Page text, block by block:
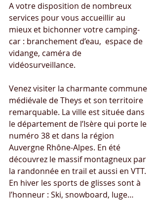
A votre disposition de nombreux
services pour vous accueillir au
mieux et bichonner votre camping-
car : branchement d’eau,  espace de
vidange, caméra de
vidéosurveillance.
Venez visiter la charmante commune
médiévale de Theys et son territoire
remarquable. La ville est située dans
le département de l’Isère qui porte le
numéro 38 et dans la région
Auvergne Rhône-Alpes. En été
découvrez le massif montagneux par
la randonnée en trail et aussi en VTT.
En hiver les sports de glisses sont à
l’honneur : Ski, snowboard, luge…